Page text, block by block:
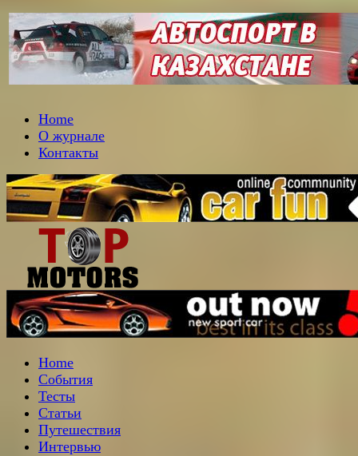
Home
О журнале
Контакты
Home
События
Тесты
Статьи
Путешествия
Интервью